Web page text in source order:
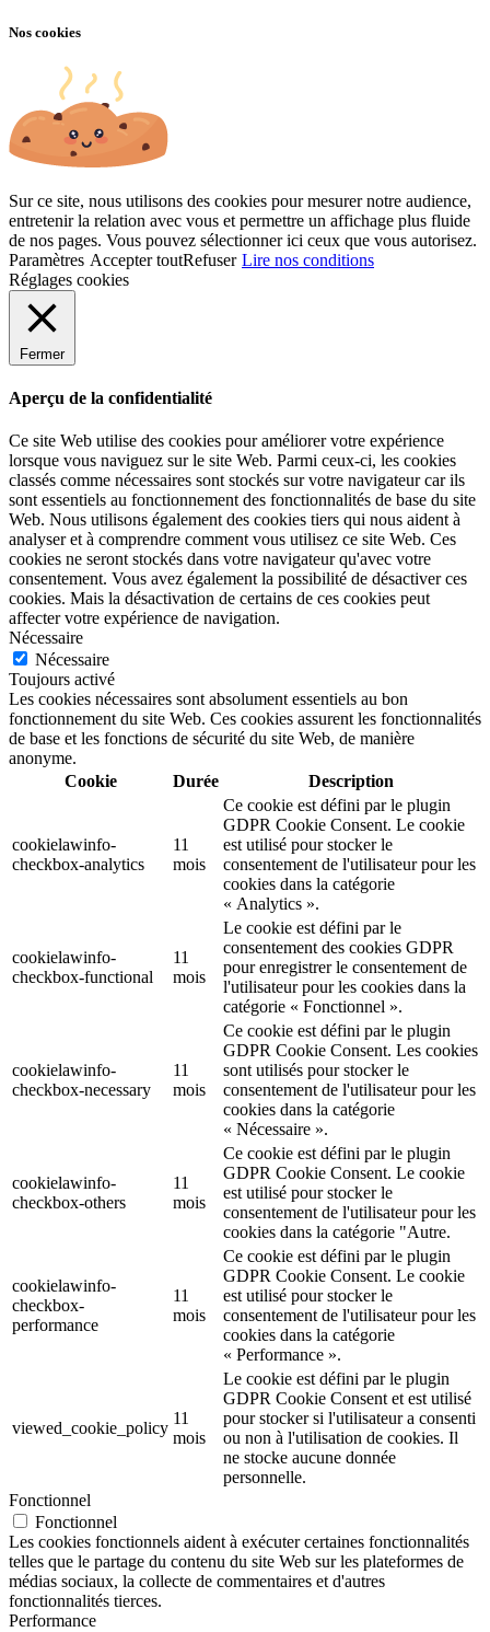
Nos cookies
Sur ce site, nous utilisons des cookies pour mesurer notre audience,
entretenir la relation avec vous et permettre un affichage plus fluide
de nos pages. Vous pouvez sélectionner ici ceux que vous autorisez.
Paramètres Accepter toutRefuser Lire nos conditions
Réglages cookies
Fermer
Aperçu de la confidentialité
Ce site Web utilise des cookies pour améliorer votre expérience
lorsque vous naviguez sur le site Web. Parmi ceux-ci, les cookies
classés comme nécessaires sont stockés sur votre navigateur car ils
sont essentiels au fonctionnement des fonctionnalités de base du site
Web. Nous utilisons également des cookies tiers qui nous aident à
analyser et à comprendre comment vous utilisez ce site Web. Ces
cookies ne seront stockés dans votre navigateur qu'avec votre
consentement. Vous avez également la possibilité de désactiver ces
cookies. Mais la désactivation de certains de ces cookies peut
affecter votre expérience de navigation.
Nécessaire
Nécessaire
Toujours activé
Les cookies nécessaires sont absolument essentiels au bon
fonctionnement du site Web. Ces cookies assurent les fonctionnalités
de base et les fonctions de sécurité du site Web, de manière
anonyme.
Cookie
Durée Description
cookielawinfo-
checkbox-analytics
11
mois
Ce cookie est défini par le plugin
GDPR Cookie Consent. Le cookie
est utilisé pour stocker le
consentement de l'utilisateur pour les
cookies dans la catégorie
« Analytics ».
cookielawinfo-
checkbox-functional
11
mois
Le cookie est défini par le
consentement des cookies GDPR
pour enregistrer le consentement de
l'utilisateur pour les cookies dans la
catégorie « Fonctionnel ».
cookielawinfo-
checkbox-necessary
11
mois
Ce cookie est défini par le plugin
GDPR Cookie Consent. Les cookies
sont utilisés pour stocker le
consentement de l'utilisateur pour les
cookies dans la catégorie
« Nécessaire ».
cookielawinfo-
checkbox-others
11
mois
Ce cookie est défini par le plugin
GDPR Cookie Consent. Le cookie
est utilisé pour stocker le
consentement de l'utilisateur pour les
cookies dans la catégorie "Autre.
cookielawinfo-
checkbox-
performance
11
mois
Ce cookie est défini par le plugin
GDPR Cookie Consent. Le cookie
est utilisé pour stocker le
consentement de l'utilisateur pour les
cookies dans la catégorie
« Performance ».
viewed_cookie_policy
11
mois
Le cookie est défini par le plugin
GDPR Cookie Consent et est utilisé
pour stocker si l'utilisateur a consenti
ou non à l'utilisation de cookies. Il
ne stocke aucune donnée
personnelle.
Fonctionnel
Fonctionnel
Les cookies fonctionnels aident à exécuter certaines fonctionnalités
telles que le partage du contenu du site Web sur les plateformes de
médias sociaux, la collecte de commentaires et d'autres
fonctionnalités tierces.
Performance